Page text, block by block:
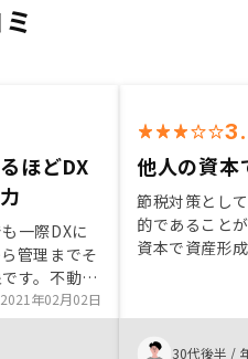
ほどDX
一際DXに
管理までそ
す。不動産
限り緩和し、
ろに魅力を
いうより
2021年02月02日
他人の資本
節税対策とし
的であること
資本で資産形
裕資金があれ
ついての重要
30代後半 /